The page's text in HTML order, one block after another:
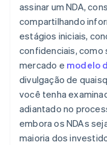
assinar um NDA,
compartilhando
estágios iniciais,
confidenciais, como
mercado e modelo
divulgação de
você tenha
adiantado no
embora os NDAs
maioria dos